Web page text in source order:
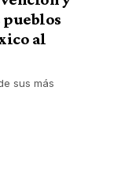
al
sus más